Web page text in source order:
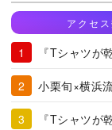
アクセ
『Tシャツが
小栗旬×横浜
『Tシャツが